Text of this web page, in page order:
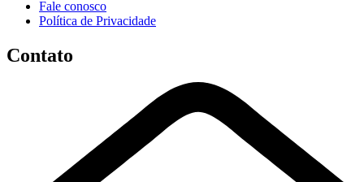
Fale conosco
Política de Privacidade
Contato